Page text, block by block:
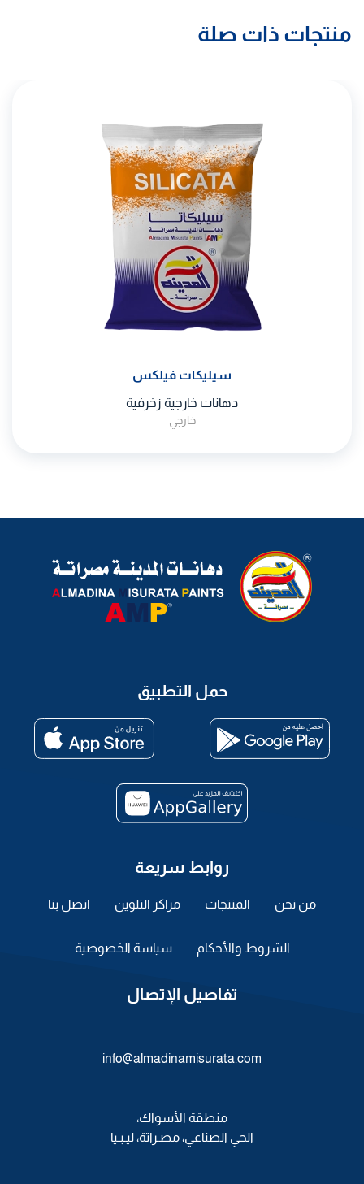
منتجات ذات صلة
سيليكات فيلكس
دهانات خارجية زخرفية
خارجي
تفاصيل الإتصال
info@almadinamisurata.com
منطقة الأسواك،
الحي الصناعي، مصـراتة، ليـبـيا
حمل التطبيق
روابط سريعة
من نحن المنتجات مراكز التلوين اتصل بنا
الشروط والأحكام سياسة الخصوصية